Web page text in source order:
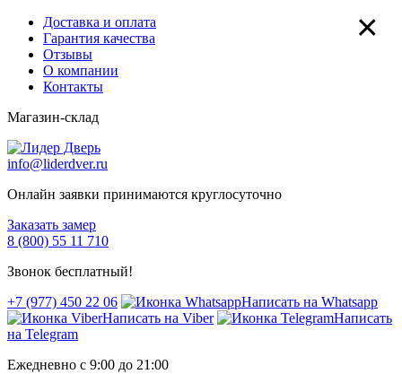
Доставка и оплата
Гарантия качества
Отзывы
О компании
Контакты
Магазин-склад
info@liderdver.ru
Онлайн заявки принимаются круглосуточно
Заказать замер
8 (800) 55 11 710
Звонок бесплатный!
+7 (977) 450 22 06
Написать на Whatsapp
Написать на Viber
Написать
на Telegram
Ежедневно с 9:00 до 21:00
×